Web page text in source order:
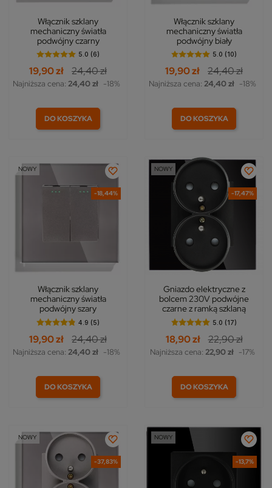
Włącznik szklany
mechaniczny światła
podwójny czarny
5.0 (6)
19,90 zł 24,40 zł
Najniższa cena: 24,40 zł -18%
DO KOSZYKA
Włącznik szklany
mechaniczny światła
podwójny biały
5.0 (10)
19,90 zł 24,40 zł
Najniższa cena: 24,40 zł -18%
DO KOSZYKA
-18,44%
NOWY
Włącznik szklany
mechaniczny światła
podwójny szary
4.9 (5)
19,90 zł 24,40 zł
Najniższa cena: 24,40 zł -18%
DO KOSZYKA
-17,47%
NOWY
Gniazdo elektryczne z
bolcem 230V podwójne
czarne z ramką szklaną
5.0 (17)
18,90 zł 22,90 zł
Najniższa cena: 22,90 zł -17%
DO KOSZYKA
-37,83%
NOWY
-13,7%
NOWY